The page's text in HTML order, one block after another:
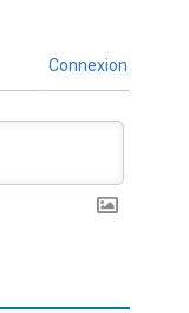
Connexion